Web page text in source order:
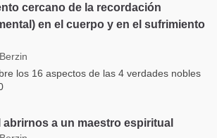
cercano de la recordación
en el cuerpo y en el sufrimiento
los 16 aspectos de las 4 verdades nobles
abrirnos a un maestro espiritual